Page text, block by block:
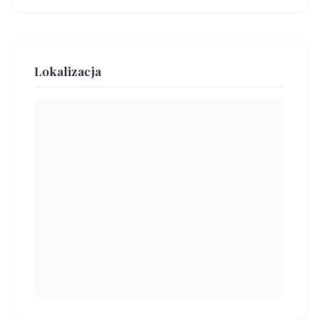
Lokalizacja